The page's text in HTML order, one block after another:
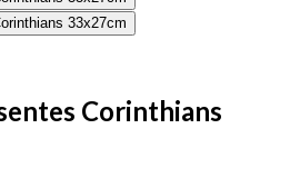
Corinthians